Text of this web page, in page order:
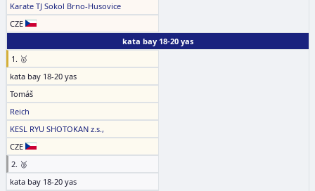
Karate TJ Sokol Brno-Husovice
CZE
kata bay 18-20 yas
1. 🥇
kata bay 18-20 yas
Tomáš
Reich
KESL RYU SHOTOKAN z.s.,
CZE
2. 🥈
kata bay 18-20 yas